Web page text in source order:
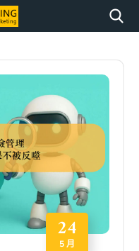
24
5 月